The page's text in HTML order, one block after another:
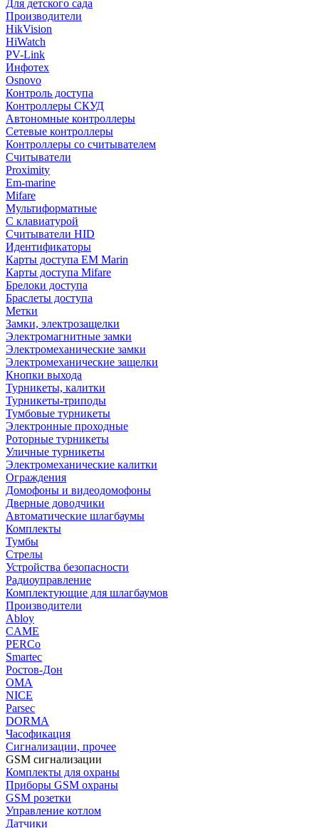
Для детского сада
Производители
HikVision
HiWatch
PV-Link
Инфотех
Osnovo
Контроль доступа
Контроллеры СКУД
Автономные контроллеры
Сетевые контроллеры
Контроллеры со считывателем
Считыватели
Proximity
Em-marine
Mifare
Мультиформатные
С клавиатурой
Считыватели HID
Идентификаторы
Карты доступа EM Marin
Карты доступа Mifare
Брелоки доступа
Браслеты доступа
Метки
Замки, электрозащелки
Электромагнитные замки
Электромеханические замки
Электромеханические защелки
Кнопки выхода
Турникеты, калитки
Турникеты-триподы
Тумбовые турникеты
Электронные проходные
Роторные турникеты
Уличные турникеты
Электромеханические калитки
Ограждения
Домофоны и видеодомофоны
Дверные доводчики
Автоматические шлагбаумы
Комплекты
Тумбы
Стрелы
Устройства безопасности
Радиоуправление
Комплектующие для шлагбаумов
Производители
Abloy
CAME
PERCo
Smartec
Ростов-Дон
ОМА
NICE
Parsec
DORMA
Часофикация
Сигнализации, прочее
GSM сигнализации
Комплекты для охраны
Приборы GSM охраны
GSM розетки
Управление котлом
Датчики